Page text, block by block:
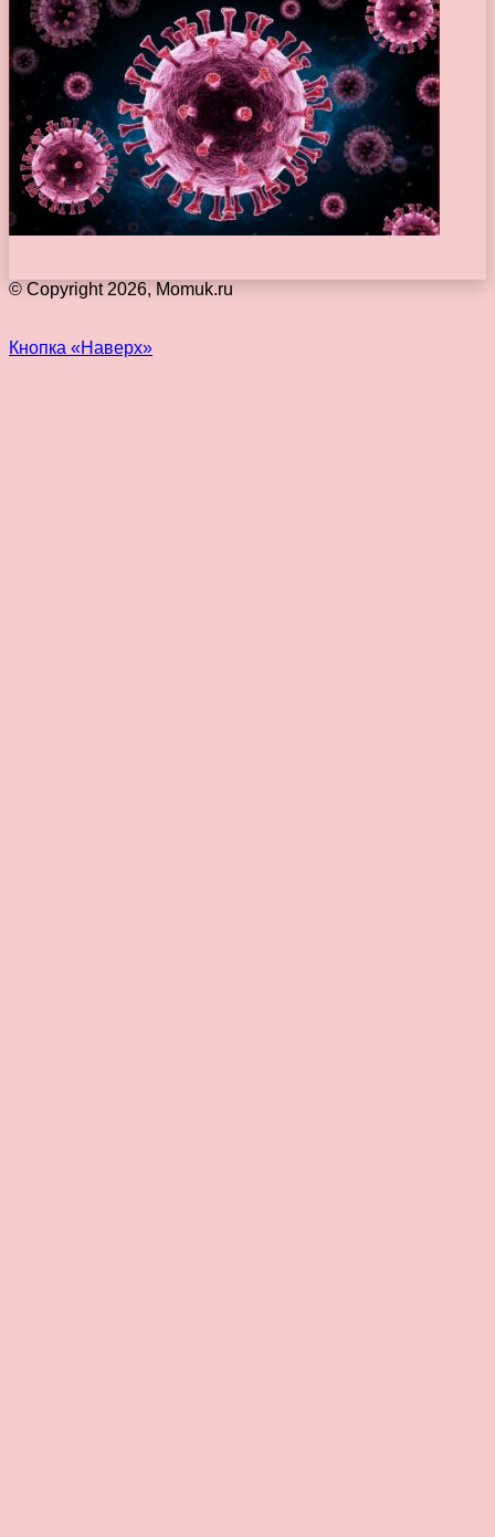
© Copyright 2026, Momuk.ru
Кнопка «Наверх»